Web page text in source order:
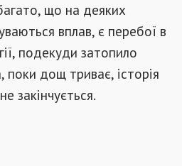
що на деяких
вплав, є перебої в
подекуди затопило
поки дощ триває, історія
закінчується.